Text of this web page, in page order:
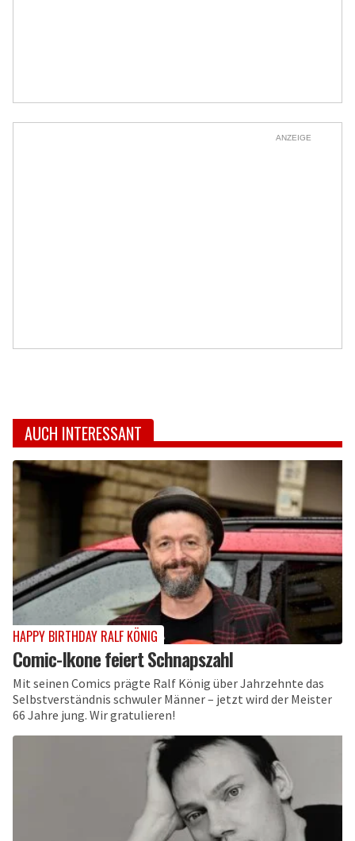
ANZEIGE
AUCH INTERESSANT
HAPPY BIRTHDAY RALF KÖNIG
Comic-Ikone feiert Schnapszahl
Mit seinen Comics prägte Ralf König über Jahrzehnte das
Selbstverständnis schwuler Männer – jetzt wird der Meister
66 Jahre jung. Wir gratulieren!